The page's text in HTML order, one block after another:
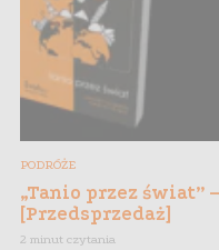
PODRÓŻE
„Tanio przez świat”
[Przedsprzedaż]
2 minut czytania